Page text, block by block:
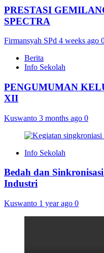
PRESTASI
SPECTRA
Firmansyah SPd 4 weeks ago
Berita
Info Sekolah
PENGUMUMAN
XII
Kuswanto 3 months ago 0
Info Sekolah
Bedah dan
Industri
Kuswanto 1 year ago 0